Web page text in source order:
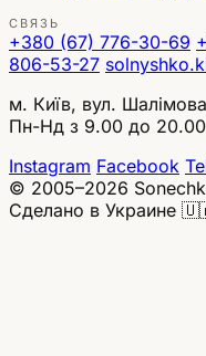
СВЯЗЬ
+380 (67) 776-30-69
806-53-27
м. Київ, вул.
Пн-Нд з 9.00 до 20.00
Instagram Facebook
© 2005–2026
Сделано в Украине